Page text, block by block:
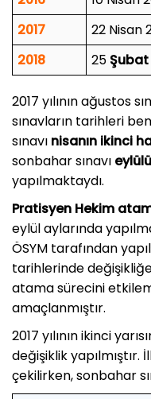
2017
22 Nisan
2018
25 Şubat
2017 yılının ağustos
sınavların tarihleri
sınavı nisanın ikinci
sonbahar sınavı
yapılmaktaydı.
Pratisyen Hekim
eylül aylarında
ÖSYM tarafından
tarihlerinde
atama sürecini
amaçlanmıştır.
2017 yılının ikinci
değişiklik yapılmıştır.
çekilirken, sonbahar